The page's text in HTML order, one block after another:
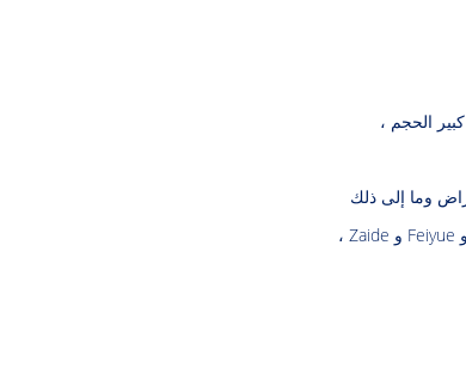
الحجم ،
وما إلى ذلك